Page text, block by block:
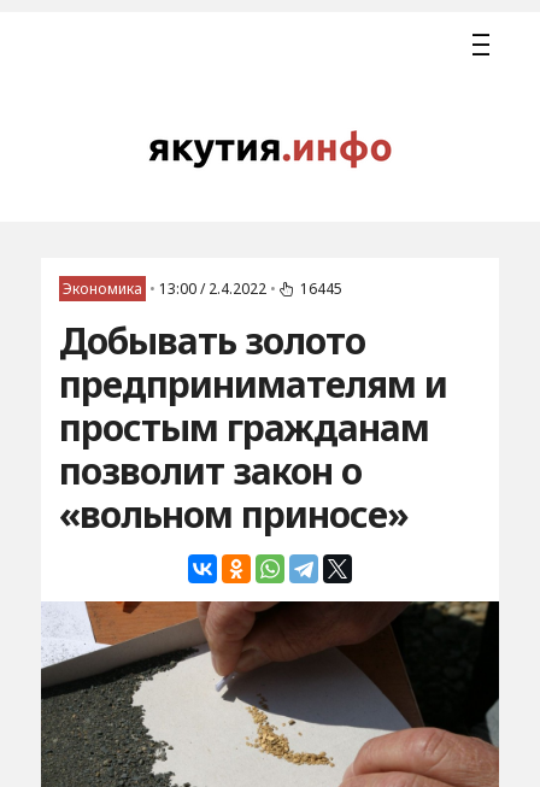
Экономика • 13:00 / 2.4.2022 • 16445
Добывать золото
предпринимателям и
простым гражданам
позволит закон о
«вольном приносе»